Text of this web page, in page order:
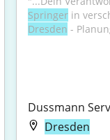
Springer
Dresden -
Dussmann
Dresden